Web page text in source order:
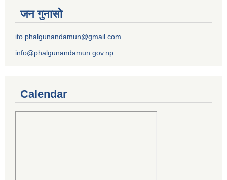
जन गुनासो
ito.phalgunandamun@gmail.com
info@phalgunandamun.gov.np
Calendar